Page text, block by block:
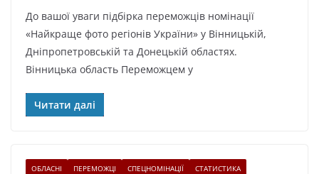
До вашої уваги підбірка переможців номінації
«Найкраще фото регіонів України» у Вінницькій,
Дніпропетровській та Донецькій областях.
Вінницька область Переможцем у
Читати далі
ОБЛАСНІ ПЕРЕМОЖЦІ СПЕЦНОМІНАЦІЇ СТАТИСТИКА